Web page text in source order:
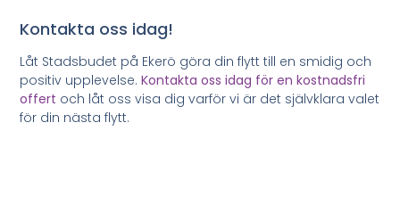
Kontakta oss idag!
Låt Stadsbudet på Ekerö göra din flytt till en smidig och
positiv upplevelse.Kontakta oss idag för en kostnadsfri
offert och låt oss visa dig varför vi är det självklara valet
för din nästa flytt.